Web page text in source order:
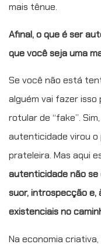
mais tênue.
Afinal, o que é ser
que você seja uma
Se você não está
alguém vai fazer isso
rotular de “fake”.
autenticidade virou o
prateleira. Mas aqui
autenticidade não
suor, introspecção e,
existenciais no
Na economia